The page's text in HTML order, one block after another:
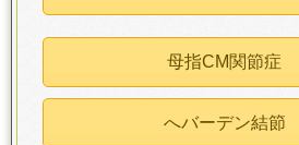
母指CM関節症
へバーデン結節